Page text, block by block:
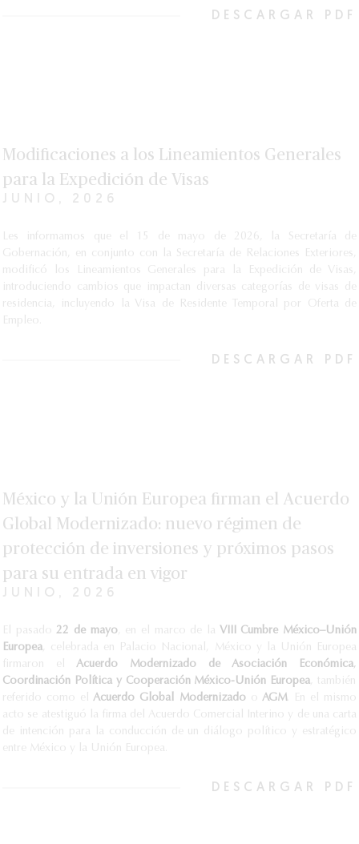
DESCARGAR PDF
Modificaciones a los Lineamientos Generales
para la Expedición de Visas
JUNIO, 2026
Les informamos que el 15 de mayo de 2026, la Secretaría de
Gobernación, en conjunto con la Secretaría de Relaciones Exteriores,
modificó los Lineamientos Generales para la Expedición de Visas,
introduciendo cambios que impactan diversas categorías de visas de
residencia, incluyendo la Visa de Residente Temporal por Oferta de
Empleo.
DESCARGAR PDF
México y la Unión Europea firman el Acuerdo
Global Modernizado: nuevo régimen de
protección de inversiones y próximos pasos
para su entrada en vigor
JUNIO, 2026
El pasado22 de mayo, en el marco de la VIII Cumbre México–Unión
Europea , celebrada en Palacio Nacional, México y la Unión Europea
firmaron el Acuerdo Modernizado de Asociación Económica,
Coordinación Política y Cooperación México-Unión Europea , también
referido como elAcuerdo Global Modernizadoo AGM. En el mismo
acto se atestiguó la firma del Acuerdo Comercial Interino y de una carta
de intención para la conducción de un diálogo político y estratégico
entre México y la Unión Europea.
DESCARGAR PDF